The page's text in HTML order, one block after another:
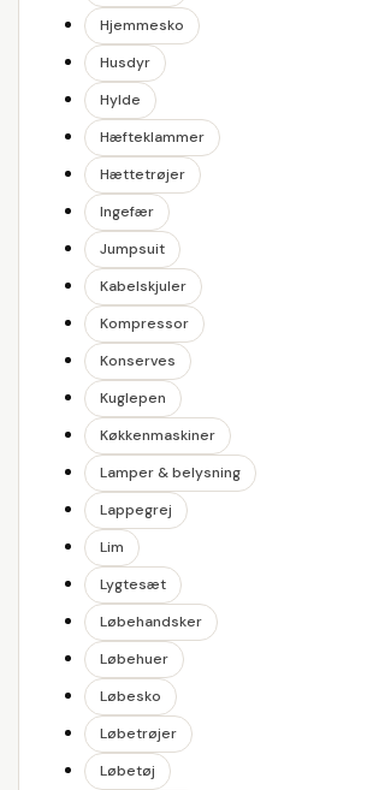
Hjemmesko
Husdyr
Hylde
Hæfteklammer
Hættetrøjer
Ingefær
Jumpsuit
Kabelskjuler
Kompressor
Konserves
Kuglepen
Køkkenmaskiner
Lamper & belysning
Lappegrej
Lim
Lygtesæt
Løbehandsker
Løbehuer
Løbesko
Løbetrøjer
Løbetøj